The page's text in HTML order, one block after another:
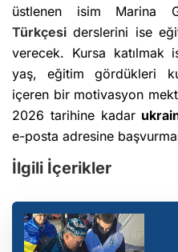
üstlenen isim Marina
Türkçesi derslerini ise
verecek. Kursa katılmak
yaş, eğitim gördükleri
içeren bir motivasyon
2026 tarihine kadar
e-posta adresine
İlgili İçerikler